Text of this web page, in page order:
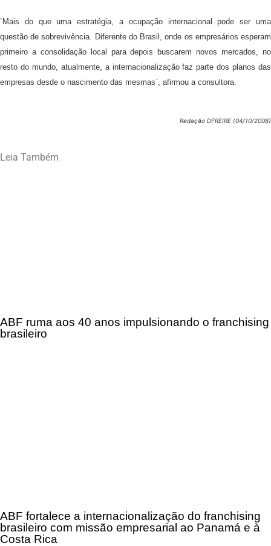
`Mais do que uma estratégia, a ocupação internacional pode ser uma
questão de sobrevivência. Diferente do Brasil, onde os empresários esperam
primeiro a consolidação local para depois buscarem novos mercados, no
resto do mundo, atualmente, a internacionalização faz parte dos planos das
empresas desde o nascimento das mesmas`, afirmou a consultora.
Redação DFREIRE (04/10/2008)
Leia Também
ABF ruma aos 40 anos impulsionando o franchising
brasileiro
ABF fortalece a internacionalização do franchising
brasileiro com missão empresarial ao Panamá e à
Costa Rica